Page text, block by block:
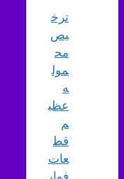
ترخ
یص
مح
مول
ه
عظی
م
قط
عات